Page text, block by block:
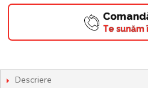
Te sunăm
Descriere